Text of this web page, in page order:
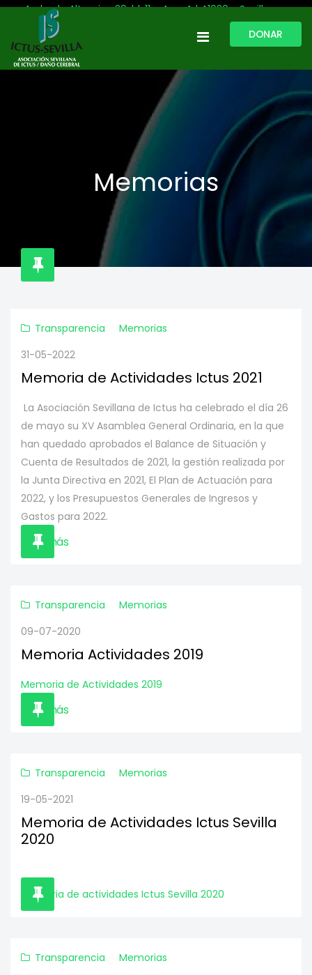
Avda. de Altamira, 29, bl. 11 – Acc. A | 41020 - Sevilla
954 513 999
ictussevilla@hotmail.com
DONAR
Memorias
Transparencia
Memorias
31-05-2022
Memoria de Actividades Ictus 2021
La Asociación Sevillana de Ictus ha celebrado el día 26
de mayo su XV Asamblea General Ordinaria, en la que
han quedado aprobados el Balance de Situación y
Cuenta de Resultados de 2021, la gestión realizada por
la Junta Directiva en 2021, El Plan de Actuación para
2022, y los Presupuestos Generales de Ingresos y
Gastos para 2022.
Leer más
Transparencia
Memorias
09-07-2020
Memoria Actividades 2019
Memoria de Actividades 2019
Leer más
Transparencia
Memorias
19-05-2021
Memoria de Actividades Ictus Sevilla
2020
Memoria de actividades Ictus Sevilla 2020
Transparencia
Memorias